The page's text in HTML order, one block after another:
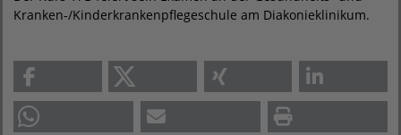
Kranken-/Kinderkrankenpflegeschule am Diakonieklinikum.